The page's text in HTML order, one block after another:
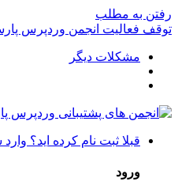
رفتن به مطلب
توقف فعالیت انجمن وردپرس
مشکلات دیگر
قبلا ثبت نام کرده اید؟
ورود